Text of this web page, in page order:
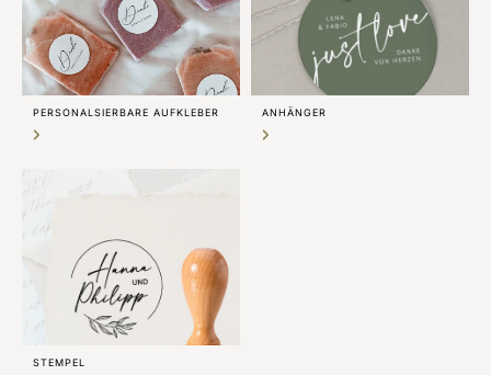
PERSONALSIERBARE AUFKLEBER ANHÄNGER
STEMPEL